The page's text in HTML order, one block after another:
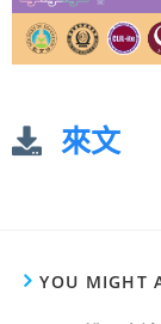
來文
YOU MIGHT